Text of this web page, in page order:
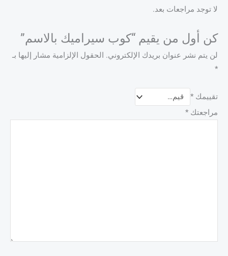
لا توجد مراجعات بعد.
كن أول من يقيم “كوب سيراميك بالاسم”
لن يتم نشر عنوان بريدك الإلكتروني. الحقول الإلزامية مشار إليها بـ
*
تقييمك *
مراجعتك *